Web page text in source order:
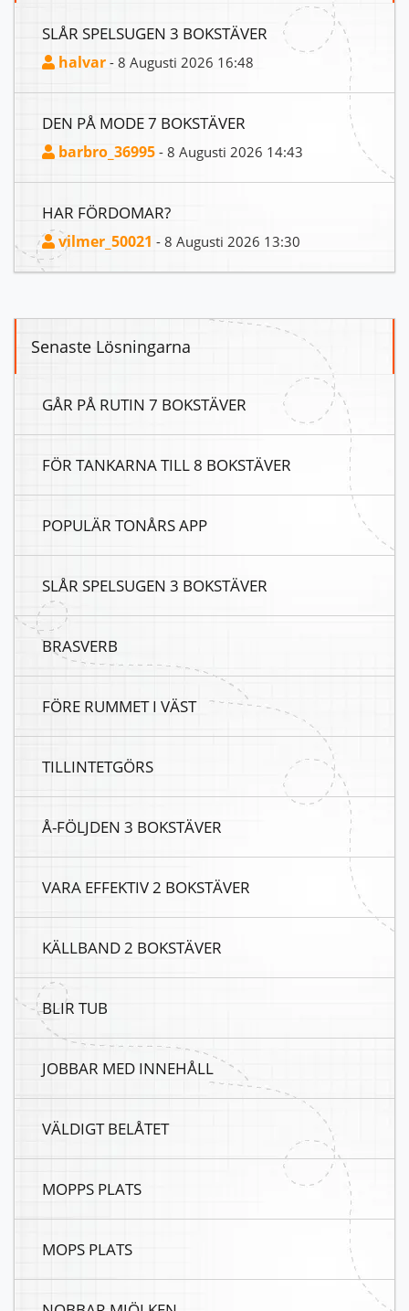
SLÅR SPELSUGEN 3 BOKSTÄVER
halvar - 8 Augusti 2026 16:48
DEN PÅ MODE 7 BOKSTÄVER
barbro_36995 - 8 Augusti 2026 14:43
HAR FÖRDOMAR?
vilmer_50021 - 8 Augusti 2026 13:30
Senaste Lösningarna
GÅR PÅ RUTIN 7 BOKSTÄVER
FÖR TANKARNA TILL 8 BOKSTÄVER
POPULÄR TONÅRS APP
SLÅR SPELSUGEN 3 BOKSTÄVER
BRASVERB
FÖRE RUMMET I VÄST
TILLINTETGÖRS
Å-FÖLJDEN 3 BOKSTÄVER
VARA EFFEKTIV 2 BOKSTÄVER
KÄLLBAND 2 BOKSTÄVER
BLIR TUB
JOBBAR MED INNEHÅLL
VÄLDIGT BELÅTET
MOPPS PLATS
MOPS PLATS